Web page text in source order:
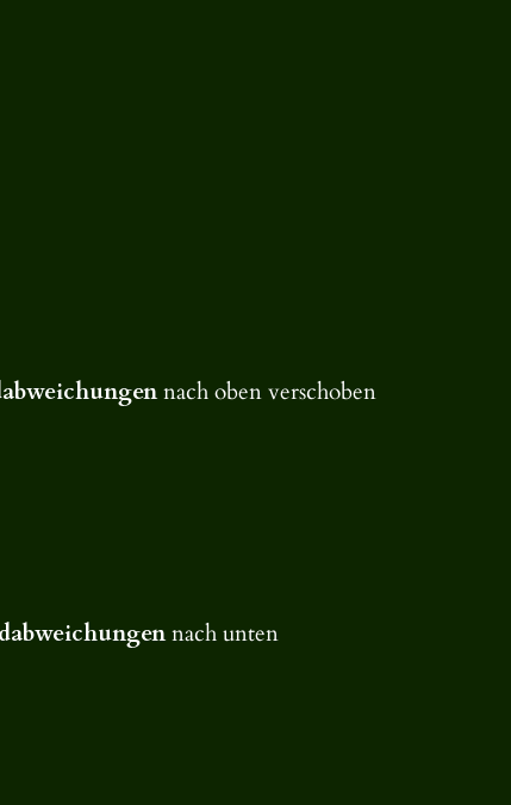
nach oben verschoben
nach unten